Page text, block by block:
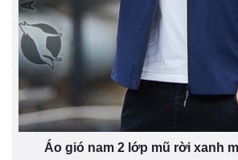
Áo gió nam 2 lớp mũ rời xanh